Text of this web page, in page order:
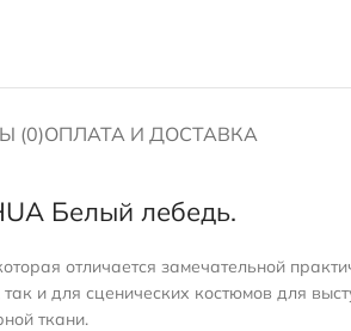
(0)ОПЛАТА И ДОСТАВКА
Белый лебедь.
отличается замечательной
и для сценических костюмов для
ткани.